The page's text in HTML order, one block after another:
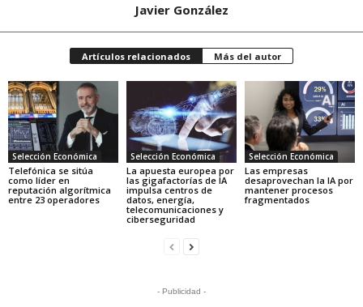
Javier González
Artículos relacionados Más del autor
Selección Económica
Telefónica se sitúa
como líder en
reputación algorítmica
entre 23 operadores
Selección Económica
La apuesta europea por
las gigafactorías de IA
impulsa centros de
datos, energía,
telecomunicaciones y
ciberseguridad
Selección Económica
Las empresas
desaprovechan la IA por
mantener procesos
fragmentados
- Publicidad -